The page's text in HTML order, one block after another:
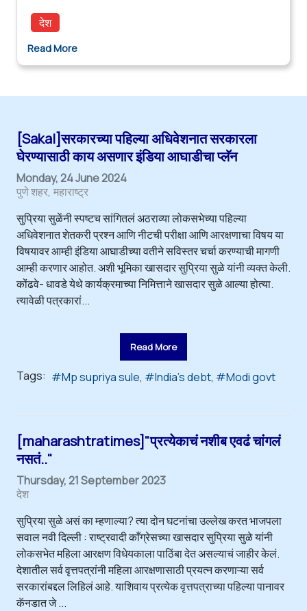
देश
Read More
[Sakal]सरकारच्या पहिल्या अधिवेशनात सरकारला
घेरण्यासाठी काय असणार इंडिया आघाडीचा प्लॅन
Monday, 24 June 2024
पुणे शहर महाराष्ट्र
सुप्रिया सुळेंनी स्पष्टच सांगितलं अठराव्या लोकसभेच्या पहिल्या
अधिवेशनात शेतकरी प्रश्न आणि नीटची परीक्षा आणि आरक्षणाचा विषय या
विषयावर आम्ही इंडिया आघाडीच्या वतीने सविस्तर चर्चा करण्याची मागणी
आम्ही करणार आहोत. अशी भूमिका खासदार सुप्रिया सुळे यांनी व्यक्त केली.
कोंढवे- धावडे येथे कार्यक्रमाच्या निमित्ताने खासदार सुळे आल्या होत्या.
त्यावेळी पत्रकारां...
Read More
Tags: Mp supriya sule India's debt Modi govt
[maharashtratimes]"प्रत्येकाचं नशीब एवढं चांगलं
नसतं.."
Thursday, 21 September 2023
देश
सुप्रिया सुळे असं का म्हणाल्या? त्या दोन घटनांचा उल्लेख करत भाजपला
सवाल नवी दिल्ली : राष्ट्रवादी काँग्रेसच्या खासदार सुप्रिया सुळे यांनी
लोकसभेत महिला आरक्षण विधेयकाला पाठिंबा देत असल्याचं जाहीर केलं.
देशातील सर्व वृत्तपत्रांनी महिला आरक्षणासाठी प्रयत्न करणाऱ्या सर्व
सरकारांबद्दल लिहिलं आहे. याशिवाय प्रत्येक वृत्तपत्राच्या पहिल्या पानावर
कॅनडात जे ...